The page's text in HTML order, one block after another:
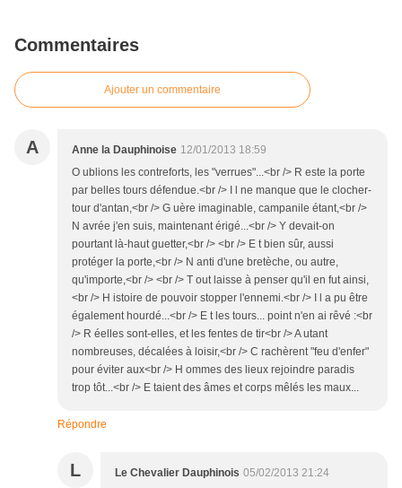
Commentaires
Ajouter un commentaire
A Anne la Dauphinoise 12/01/2013 18:59
O ublions les contreforts, les "verrues"...<br /> R este la porte
par belles tours défendue.<br /> I l ne manque que le clocher-
tour d'antan,<br /> G uère imaginable, campanile étant,<br />
N avrée j'en suis, maintenant érigé...<br /> Y devait-on
pourtant là-haut guetter,<br /> <br /> E t bien sûr, aussi
protéger la porte,<br /> N anti d'une bretèche, ou autre,
qu'importe,<br /> <br /> T out laisse à penser qu'il en fut ainsi,
<br /> H istoire de pouvoir stopper l'ennemi.<br /> I l a pu être
également hourdé...<br /> E t les tours... point n'en ai rêvé :<br
/> R éelles sont-elles, et les fentes de tir<br /> A utant
nombreuses, décalées à loisir,<br /> C rachèrent "feu d'enfer"
pour éviter aux<br /> H ommes des lieux rejoindre paradis
trop tôt...<br /> E taient des âmes et corps mêlés les maux...
Répondre
L Le Chevalier Dauphinois 05/02/2013 21:24